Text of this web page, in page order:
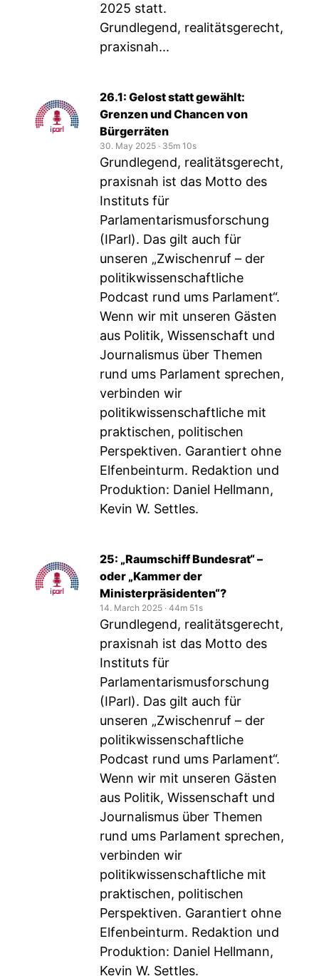
2025 statt.
Grundlegend, realitätsgerecht,
praxisnah...
26.1: Gelost statt gewählt:
Grenzen und Chancen von
Bürgerräten
30. May 2025 ‧ 35m 10s
Grundlegend, realitätsgerecht,
praxisnah ist das Motto des
Instituts für
Parlamentarismusforschung
(IParl). Das gilt auch für
unseren „Zwischenruf – der
politikwissenschaftliche
Podcast rund ums Parlament“.
Wenn wir mit unseren Gästen
aus Politik, Wissenschaft und
Journalismus über Themen
rund ums Parlament sprechen,
verbinden wir
politikwissenschaftliche mit
praktischen, politischen
Perspektiven. Garantiert ohne
Elfenbeinturm. Redaktion und
Produktion: Daniel Hellmann,
Kevin W. Settles.
25: „Raumschiff Bundesrat“ –
oder „Kammer der
Ministerpräsidenten“?
14. March 2025 ‧ 44m 51s
Grundlegend, realitätsgerecht,
praxisnah ist das Motto des
Instituts für
Parlamentarismusforschung
(IParl). Das gilt auch für
unseren „Zwischenruf – der
politikwissenschaftliche
Podcast rund ums Parlament“.
Wenn wir mit unseren Gästen
aus Politik, Wissenschaft und
Journalismus über Themen
rund ums Parlament sprechen,
verbinden wir
politikwissenschaftliche mit
praktischen, politischen
Perspektiven. Garantiert ohne
Elfenbeinturm. Redaktion und
Produktion: Daniel Hellmann,
Kevin W. Settles.